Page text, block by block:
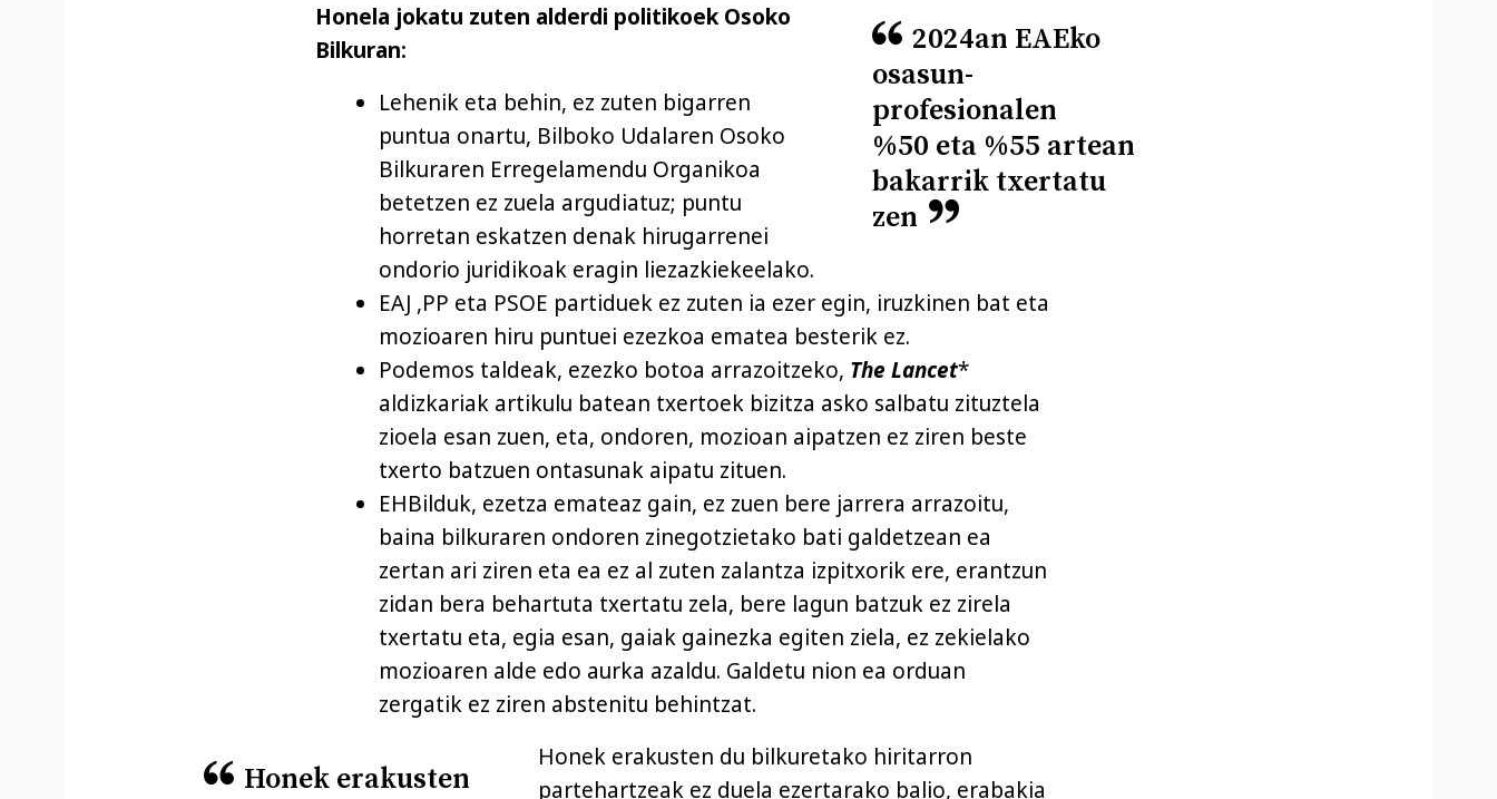
2024an EAEko
osasun-
profesionalen
%50 eta %55 artean
bakarrik txertatu
zen
Honela jokatu zuten alderdi politikoek Osoko
Bilkuran:
Lehenik eta behin, ez zuten bigarren
puntua onartu, Bilboko Udalaren Osoko
Bilkuraren Erregelamendu Organikoa
betetzen ez zuela argudiatuz; puntu
horretan eskatzen denak hirugarrenei
ondorio juridikoak eragin liezazkiekeelako.
EAJ ,PP eta PSOE partiduek ez zuten ia ezer egin, iruzkinen bat eta
mozioaren hiru puntuei ezezkoa ematea besterik ez.
Podemos taldeak, ezezko botoa arrazoitzeko, The Lancet*
aldizkariak artikulu batean txertoek bizitza asko salbatu zituztela
zioela esan zuen, eta, ondoren, mozioan aipatzen ez ziren beste
txerto batzuen ontasunak aipatu zituen.
EHBilduk, ezetza emateaz gain, ez zuen bere jarrera arrazoitu,
baina bilkuraren ondoren zinegotzietako bati galdetzean ea
zertan ari ziren eta ea ez al zuten zalantza izpitxorik ere, erantzun
zidan bera behartuta txertatu zela, bere lagun batzuk ez zirela
txertatu eta, egia esan, gaiak gainezka egiten ziela, ez zekielako
mozioaren alde edo aurka azaldu. Galdetu nion ea orduan
zergatik ez ziren abstenitu behintzat.
Honek erakusten
Honek erakusten du bilkuretako hiritarron
partehartzeak ez duela ezertarako balio, erabakia